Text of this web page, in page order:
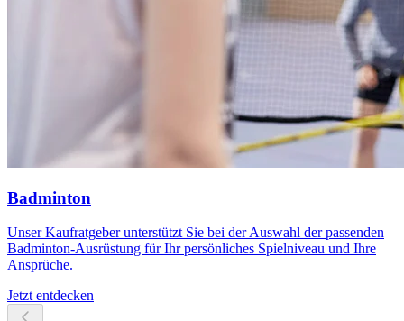
Badminton
Unser Kaufratgeber unterstützt Sie bei der Auswahl der passenden
Badminton-Ausrüstung für Ihr persönliches Spielniveau und Ihre
Ansprüche.
Jetzt entdecken